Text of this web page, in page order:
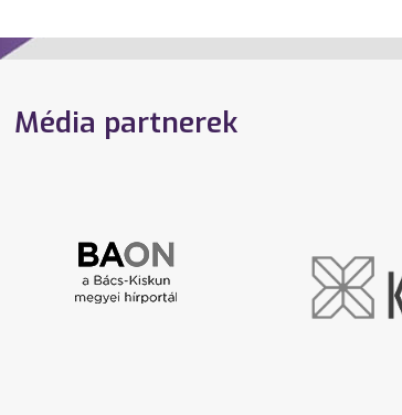
Média partnerek